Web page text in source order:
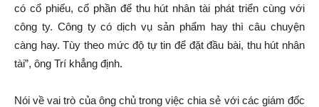
có cổ phiếu, cổ phần để thu hút nhân tài phát triển cùng với
công ty. Công ty có dịch vụ sản phẩm hay thì câu chuyện
càng hay. Tùy theo mức độ tự tin để đặt đầu bài, thu hút nhân
tài”, ông Trí khẳng định.
Nói về vai trò của ông chủ trong việc chia sẻ với các giám đốc